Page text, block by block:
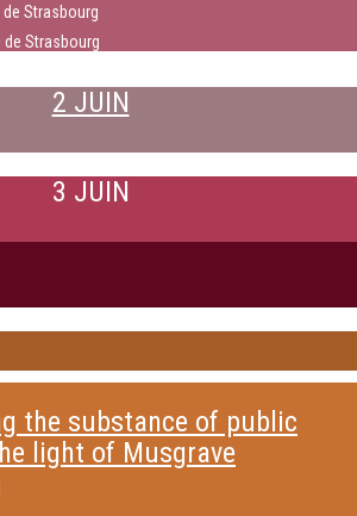
Strasbourg
de Strasbourg
2 JUIN
3 JUIN
the substance of public
light of Musgrave